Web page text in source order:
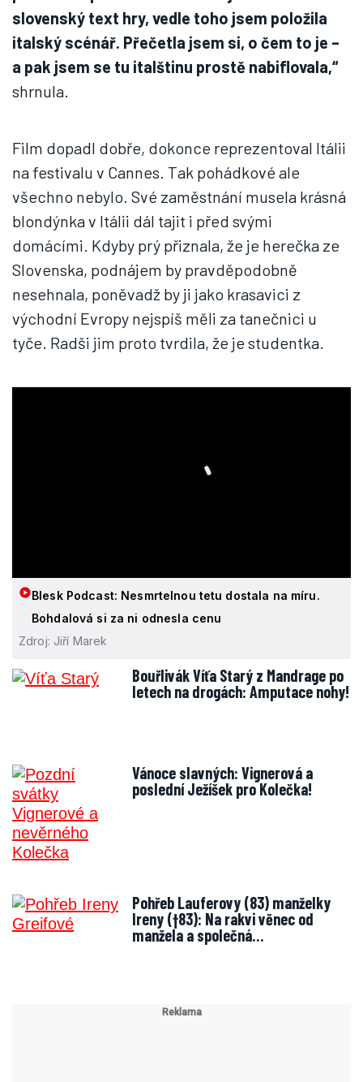
slovenský text hry, vedle toho jsem položila
italský scénář. Přečetla jsem si, o čem to je –
a pak jsem se tu italštinu prostě nabiflovala,“
shrnula.
Film dopadl dobře, dokonce reprezentoval Itálii
na festivalu v Cannes. Tak pohádkové ale
všechno nebylo. Své zaměstnání musela krásná
blondýnka v Itálii dál tajit i před svými
domácími. Kdyby prý přiznala, že je herečka ze
Slovenska, podnájem by pravděpodobně
nesehnala, poněvadž by ji jako krasavici z
východní Evropy nejspíš měli za tanečnici u
tyče. Radši jim proto tvrdila, že je studentka.
Blesk Podcast: Nesmrtelnou tetu dostala na míru.
Bohdalová si za ni odnesla cenu
Zdroj: Jiří Marek
Bouřlivák Víťa Starý z Mandrage po
letech na drogách: Amputace nohy!
Vánoce slavných: Vignerová a
poslední Ježíšek pro Kolečka!
Pohřeb Lauferovy (83) manželky
Ireny (†83): Na rakvi věnec od
manžela a společná…